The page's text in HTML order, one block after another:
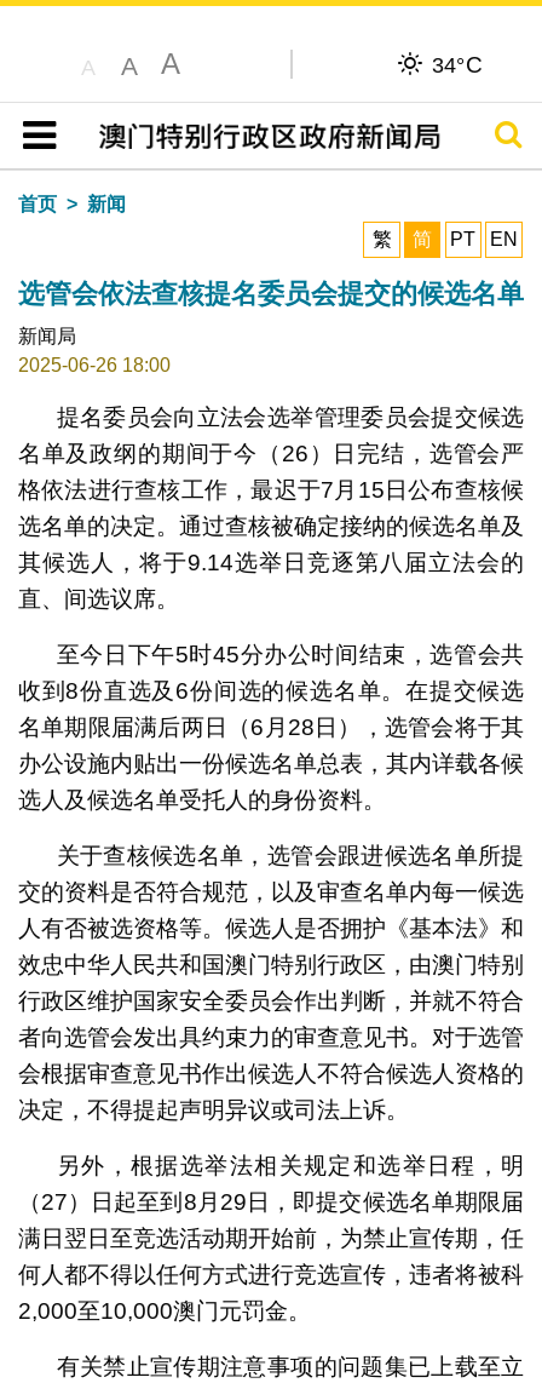
A A A 34°C
目录
搜寻
首页
新闻
繁
简 PT EN
选管会依法查核提名委员会提交的候选名单
新闻局
2025-06-26 18:00
提名委员会向立法会选举管理委员会提交候选
名单及政纲的期间于今（26）日完结，选管会严
格依法进行查核工作，最迟于7月15日公布查核候
选名单的决定。通过查核被确定接纳的候选名单及
其候选人，将于9.14选举日竞逐第八届立法会的
直、间选议席。
至今日下午5时45分办公时间结束，选管会共
收到8份直选及6份间选的候选名单。在提交候选
名单期限届满后两日（6月28日），选管会将于其
办公设施内贴出一份候选名单总表，其内详载各候
选人及候选名单受托人的身份资料。
关于查核候选名单，选管会跟进候选名单所提
交的资料是否符合规范，以及审查名单内每一候选
人有否被选资格等。候选人是否拥护《基本法》和
效忠中华人民共和国澳门特别行政区，由澳门特别
行政区维护国家安全委员会作出判断，并就不符合
者向选管会发出具约束力的审查意见书。对于选管
会根据审查意见书作出候选人不符合候选人资格的
决定，不得提起声明异议或司法上诉。
另外，根据选举法相关规定和选举日程，明
（27）日起至到8月29日，即提交候选名单期限届
满日翌日至竞选活动期开始前，为禁止宣传期，任
何人都不得以任何方式进行竞选宣传，违者将被科
2,000至10,000澳门元罚金。
有关禁止宣传期注意事项的问题集已上载至立